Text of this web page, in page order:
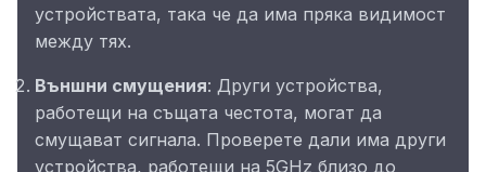
устройствата, така че да има пряка видимост
между тях.
Външни смущения: Други устройства,
работещи на същата честота, могат да
смущават сигнала. Проверете дали има други
устройства, работещи на 5GHz близо до